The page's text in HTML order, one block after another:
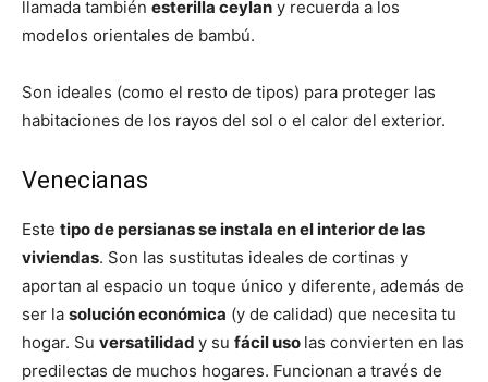
llamada también esterilla ceylan y recuerda a los
modelos orientales de bambú.
Son ideales (como el resto de tipos) para proteger las
habitaciones de los rayos del sol o el calor del exterior.
Venecianas
Este tipo de persianas se instala en el interior de las
viviendas. Son las sustitutas ideales de cortinas y
aportan al espacio un toque único y diferente, además de
ser la solución económica (y de calidad) que necesita tu
hogar. Su versatilidad y su fácil uso las convierten en las
predilectas de muchos hogares. Funcionan a través de